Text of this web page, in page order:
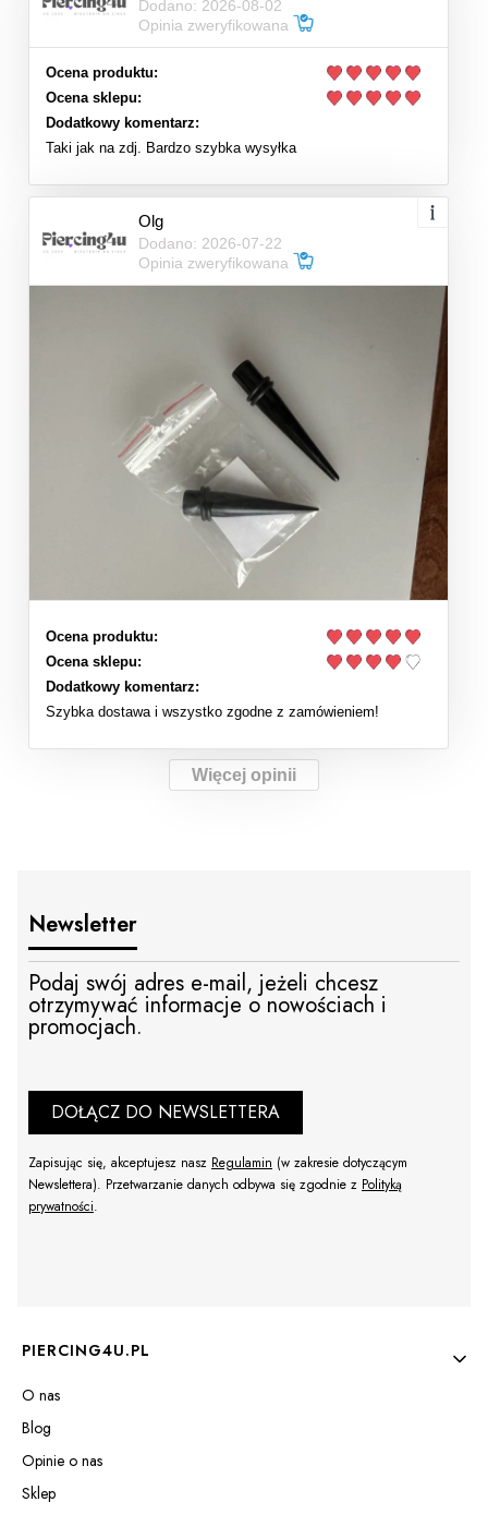
Dodano: 2026-08-02
Opinia zweryfikowana
Ocena produktu:
Ocena sklepu:
Dodatkowy komentarz:
Taki jak na zdj. Bardzo szybka wysyłka
Olg
Dodano: 2026-07-22
Opinia zweryfikowana
Ocena produktu:
Ocena sklepu:
Dodatkowy komentarz:
Szybka dostawa i wszystko zgodne z zamówieniem!
Więcej opinii
Newsletter
Podaj swój adres e-mail, jeżeli chcesz
otrzymywać informacje o nowościach i
promocjach.
DOŁĄCZ DO NEWSLETTERA
Zapisując się, akceptujesz nasz Regulamin (w zakresie dotyczącym
Newslettera). Przetwarzanie danych odbywa się zgodnie z Polityką
prywatności.
Linki w stopce
PIERCING4U.PL
O nas
Blog
Opinie o nas
Sklep